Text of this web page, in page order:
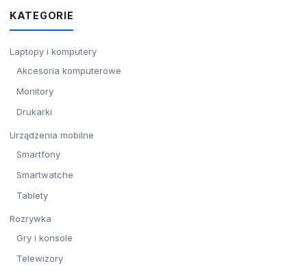
KATEGORIE
Laptopy i komputery
Akcesoria komputerowe
Monitory
Drukarki
Urządzenia mobilne
Smartfony
Smartwatche
Tablety
Rozrywka
Gry i konsole
Telewizory